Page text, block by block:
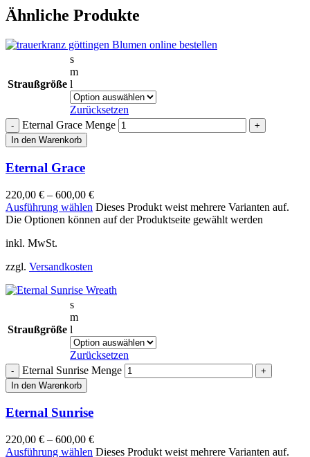
Ähnliche Produkte
Straußgröße
s
m
l
Zurücksetzen
Eternal Grace Menge
In den Warenkorb
Eternal Grace
220,00 € – 600,00 €
Ausführung wählen Dieses Produkt weist mehrere Varianten auf.
Die Optionen können auf der Produktseite gewählt werden
inkl. MwSt.
zzgl. Versandkosten
Straußgröße
s
m
l
Zurücksetzen
Eternal Sunrise Menge
In den Warenkorb
Eternal Sunrise
220,00 € – 600,00 €
Ausführung wählen Dieses Produkt weist mehrere Varianten auf.